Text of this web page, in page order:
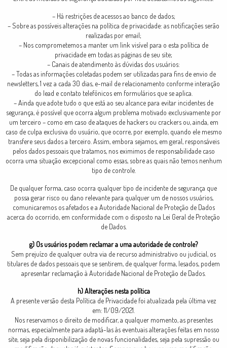
– Há restrições de acessos ao banco de dados;
– Sobre as possíveis alterações na política de privacidade: as notificações serão
realizadas por email;
– Nos comprometemos a manter um link visível para o esta política de
privacidade em todas as páginas de seu site;
– Canais de atendimento às dúvidas dos usuários:
– Todas as informações coletadas podem ser utilizadas para fins de envio de
newsletters, 1 vez a cada 30 dias, e-mail de relacionamento conforme interação
do lead e contato telefônicos em formulários que se aplica.
– Ainda que adote tudo o que está ao seu alcance para evitar incidentes de
segurança, é possível que ocorra algum problema motivado exclusivamente por
um terceiro – como em caso de ataques de hackers ou crackers ou, ainda, em
caso de culpa exclusiva do usuário, que ocorre, por exemplo, quando ele mesmo
transfere seus dados a terceiro. Assim, embora sejamos, em geral, responsáveis
pelos dados pessoais que tratamos, nos eximimos de responsabilidade caso
ocorra uma situação excepcional como essas, sobre as quais não temos nenhum
tipo de controle.
De qualquer forma, caso ocorra qualquer tipo de incidente de segurança que
possa gerar risco ou dano relevante para qualquer um de nossos usuários,
comunicaremos os afetados e a Autoridade Nacional de Proteção de Dados
acerca do ocorrido, em conformidade com o disposto na Lei Geral de Proteção
de Dados.
g) Os usuários podem reclamar a uma autoridade de controle?
Sem prejuízo de qualquer outra via de recurso administrativo ou judicial, os
titulares de dados pessoais que se sentirem, de qualquer forma, lesados, podem
apresentar reclamação à Autoridade Nacional de Proteção de Dados.
h) Alterações nesta política
A presente versão desta Política de Privacidade foi atualizada pela última vez
em: 11/09/2021.
Nos reservamos o direito de modificar, a qualquer momento, as presentes
normas, especialmente para adaptá-las às eventuais alterações feitas em nosso
site, seja pela disponibilização de novas funcionalidades, seja pela supressão ou